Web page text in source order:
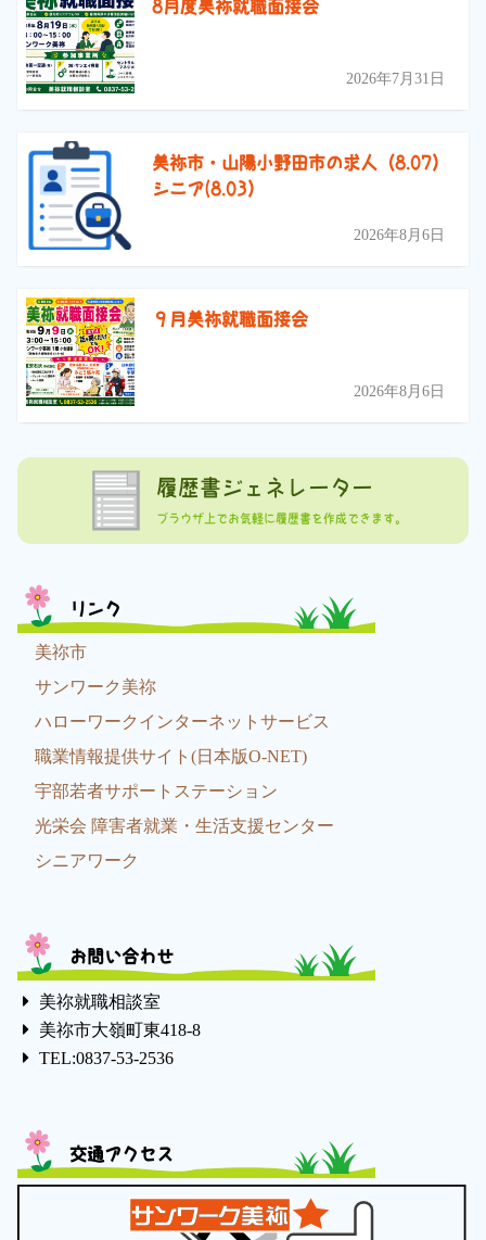
8月度美祢就職面接会
2026年7月31日
美祢市・山陽小野田市の求人（8.07）
シニア(8.03）
2026年8月6日
９月美祢就職面接会
2026年8月6日
履歴書ジェネレーター
ブラウザ上でお気軽に履歴書を作成できます。
リンク
美祢市
サンワーク美祢
ハローワークインターネットサービス
職業情報提供サイト(日本版O-NET)
宇部若者サポートステーション
光栄会 障害者就業・生活支援センター
シニアワーク
お問い合わせ
美祢就職相談室
美祢市大嶺町東418-8
TEL:0837-53-2536
交通アクセス